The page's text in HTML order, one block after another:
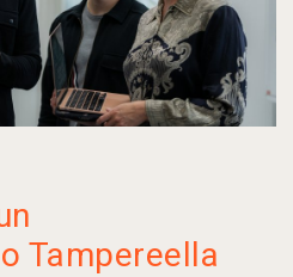
Tampereella